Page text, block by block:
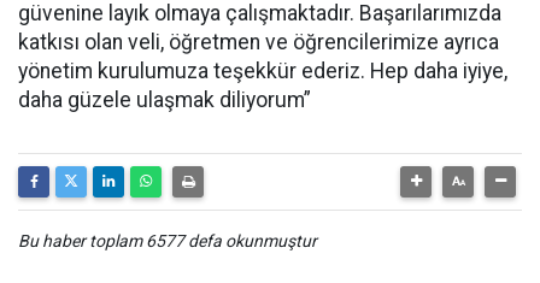
güvenine layık olmaya çalışmaktadır. Başarılarımızda
katkısı olan veli, öğretmen ve öğrencilerimize ayrıca
yönetim kurulumuza teşekkür ederiz. Hep daha iyiye,
daha güzele ulaşmak diliyorum”
Bu haber toplam 6577 defa okunmuştur